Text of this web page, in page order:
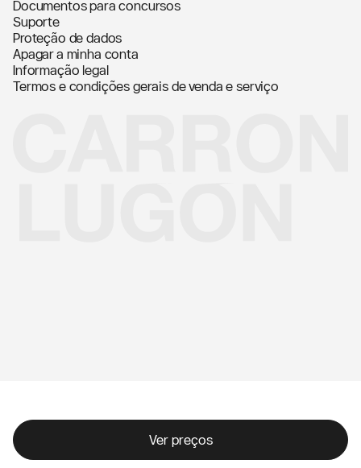
Documentos para concursos
Suporte
Proteção de dados
Apagar a minha conta
Informação legal
Termos e condições gerais de venda e serviço
Ver preços